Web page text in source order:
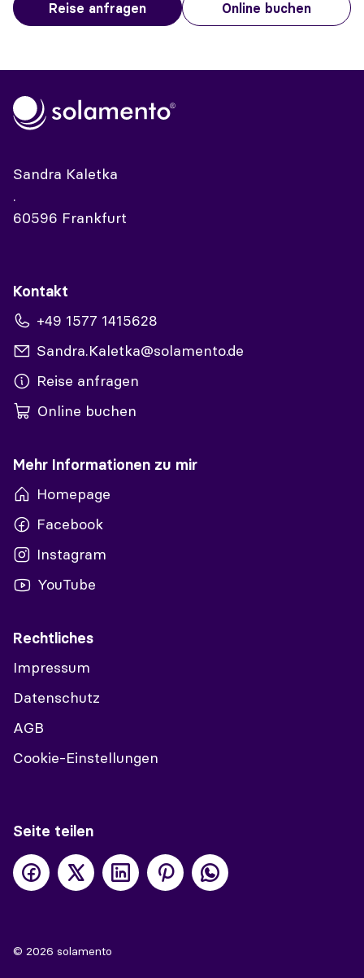
Reise anfragen Online buchen
Sandra Kaletka
.
60596 Frankfurt
Kontakt
+49 1577 1415628
Sandra.Kaletka@solamento.de
Reise anfragen
Online buchen
Mehr Informationen zu mir
Homepage
Facebook
Instagram
YouTube
Rechtliches
Impressum
Datenschutz
AGB
Cookie-Einstellungen
© 2026 solamento
Seite teilen